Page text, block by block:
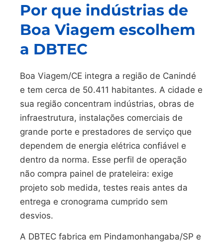
Por que indústrias de
Boa Viagem escolhem
a DBTEC
Boa Viagem/CE integra a região de Canindé
e tem cerca de 50.411 habitantes. A cidade e
sua região concentram indústrias, obras de
infraestrutura, instalações comerciais de
grande porte e prestadores de serviço que
dependem de energia elétrica confiável e
dentro da norma. Esse perfil de operação
não compra painel de prateleira: exige
projeto sob medida, testes reais antes da
entrega e cronograma cumprido sem
desvios.
A DBTEC fabrica em Pindamonhangaba/SP e